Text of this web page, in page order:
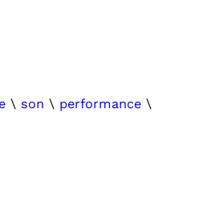
\ son \ performance \